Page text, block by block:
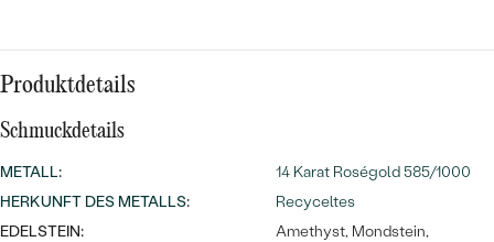
NACH DER FORM
MASSGEFERTIGTER
DIAMANTEN
Ohrrinnge
ANSEHEN
Personalisierte
Halsketten
Meistverkaufte
Ringe
ANSEHEN
Produktdetails
Schmuckdetails
METALL:
14 Karat Roségold 585/1000
HERKUNFT DES METALLS:
Recyceltes
EDELSTEIN:
Amethyst, Mondstein,